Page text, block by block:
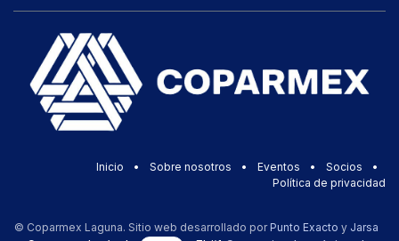
Inicio • Sobre nosotros • Eventos • Socios
•
Política de privacidad
© Coparmex Laguna. Sitio web desarrollado por Punto Exacto y Jarsa